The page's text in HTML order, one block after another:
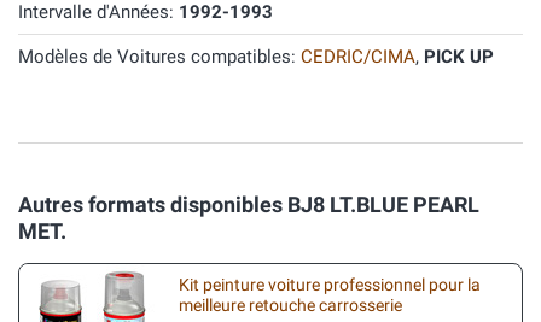
Intervalle d'Années: 1992-1993
Modèles de Voitures compatibles: CEDRIC/CIMA, PICK UP
Autres formats disponibles BJ8 LT.BLUE PEARL
MET.
Kit peinture voiture professionnel pour la
meilleure retouche carrosserie